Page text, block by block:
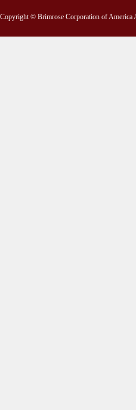
Copyright © Brimrose Corporation of